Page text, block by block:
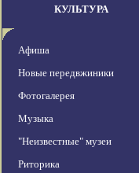
КУЛЬТУРА
Афиша
Новые передвжиники
Фотогалерея
Музыка
"Неизвестные" музеи
Риторика